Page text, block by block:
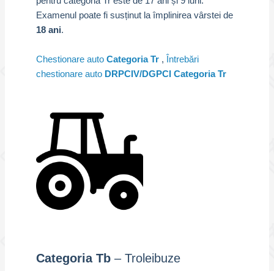
Examenul poate fi susținut la împlinirea vârstei de
18 ani.
Chestionare auto Categoria Tr, Întrebări
chestionare auto DRPCIV/DGPCI Categoria Tr
Categoria Tb– Troleibuze